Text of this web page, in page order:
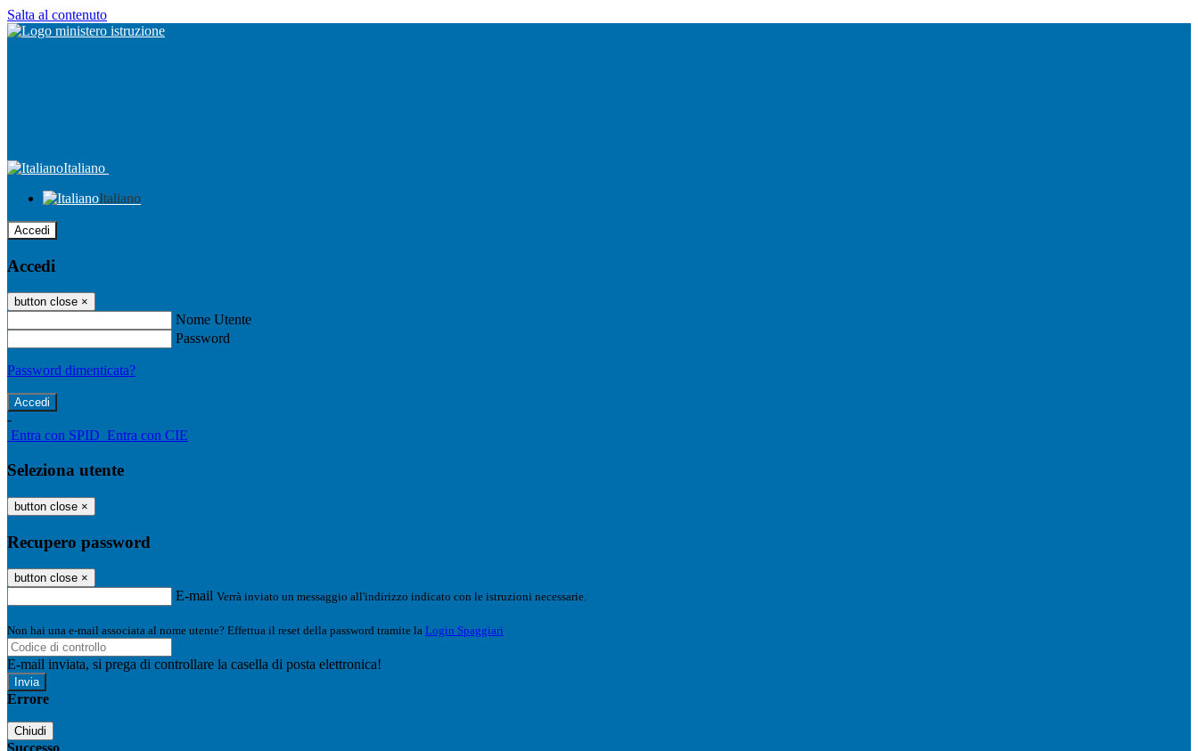
Salta al contenuto
Italiano
Italiano
Accedi
Accedi
button close ×
Nome Utente
Password
Password dimenticata?
-
Entra con SPID Entra con CIE
Seleziona utente
button close ×
Recupero password
button close ×
E-mail Verrà inviato un messaggio all'indirizzo indicato con le istruzioni necessarie.
Non hai una e-mail associata al nome utente? Effettua il reset della password tramite la Login Spaggiari
E-mail inviata, si prega di controllare la casella di posta elettronica!
Errore
Chiudi